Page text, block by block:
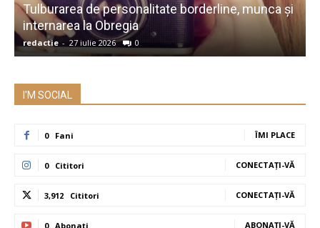
Tulburarea de personalitate borderline, munca și
internarea la Obregia
redactie - 27 iulie 2026 0
I'M SOCIAL
0 Fani ÎMI PLACE
0 Cititori CONECTAȚI-VĂ
3,912 Cititori CONECTAȚI-VĂ
0 Abonați ABONAȚI-VĂ